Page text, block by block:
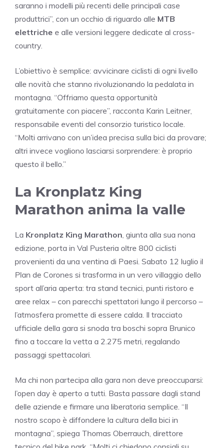
saranno i modelli più recenti delle principali case
produttrici”, con un occhio di riguardo alle MTB
elettriche e alle versioni leggere dedicate al cross-
country.
L’obiettivo è semplice: avvicinare ciclisti di ogni livello
alle novità che stanno rivoluzionando la pedalata in
montagna. “Offriamo questa opportunità
gratuitamente con piacere”, racconta Karin Leitner,
responsabile eventi del consorzio turistico locale.
“Molti arrivano con un’idea precisa sulla bici da provare;
altri invece vogliono lasciarsi sorprendere: è proprio
questo il bello.”
La Kronplatz King
Marathon anima la valle
La Kronplatz King Marathon, giunta alla sua nona
edizione, porta in Val Pusteria oltre 800 ciclisti
provenienti da una ventina di Paesi. Sabato 12 luglio il
Plan de Corones si trasforma in un vero villaggio dello
sport all’aria aperta: tra stand tecnici, punti ristoro e
aree relax – con parecchi spettatori lungo il percorso –
l’atmosfera promette di essere calda. Il tracciato
ufficiale della gara si snoda tra boschi sopra Brunico
fino a toccare la vetta a 2.275 metri, regalando
passaggi spettacolari.
Ma chi non partecipa alla gara non deve preoccuparsi:
l’open day è aperto a tutti. Basta passare dagli stand
delle aziende e firmare una liberatoria semplice. “Il
nostro scopo è diffondere la cultura della bici in
montagna”, spiega Thomas Oberrauch, direttore